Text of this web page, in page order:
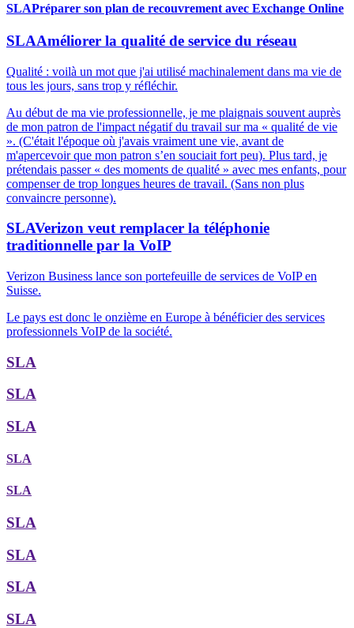
SLAPréparer son plan de recouvrement avec Exchange Online
SLAAméliorer la qualité de service du réseau
Qualité : voilà un mot que j'ai utilisé machinalement dans ma vie de
tous les jours, sans trop y réfléchir.
Au début de ma vie professionnelle, je me plaignais souvent auprès
de mon patron de l'impact négatif du travail sur ma « qualité de vie
». (C'était l'époque où j'avais vraiment une vie, avant de
m'apercevoir que mon patron s’en souciait fort peu). Plus tard, je
prétendais passer « des moments de qualité » avec mes enfants, pour
compenser de trop longues heures de travail. (Sans non plus
convaincre personne).
SLAVerizon veut remplacer la téléphonie
traditionnelle par la VoIP
Verizon Business lance son portefeuille de services de VoIP en
Suisse.
Le pays est donc le onzième en Europe à bénéficier des services
professionnels VoIP de la société.
SLA
SLA
SLA
SLA
SLA
SLA
SLA
SLA
SLA